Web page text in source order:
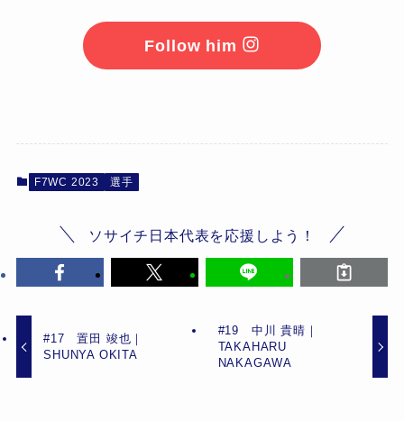
Follow him
F7WC 2023 選手
ソサイチ日本代表を応援しよう！
#17 置田 竣也｜
SHUNYA OKITA
#19 中川 貴晴｜
TAKAHARU
NAKAGAWA